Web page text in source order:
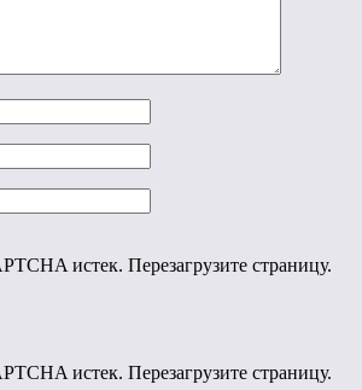
истек. Перезагрузите страницу.
истек. Перезагрузите страницу.